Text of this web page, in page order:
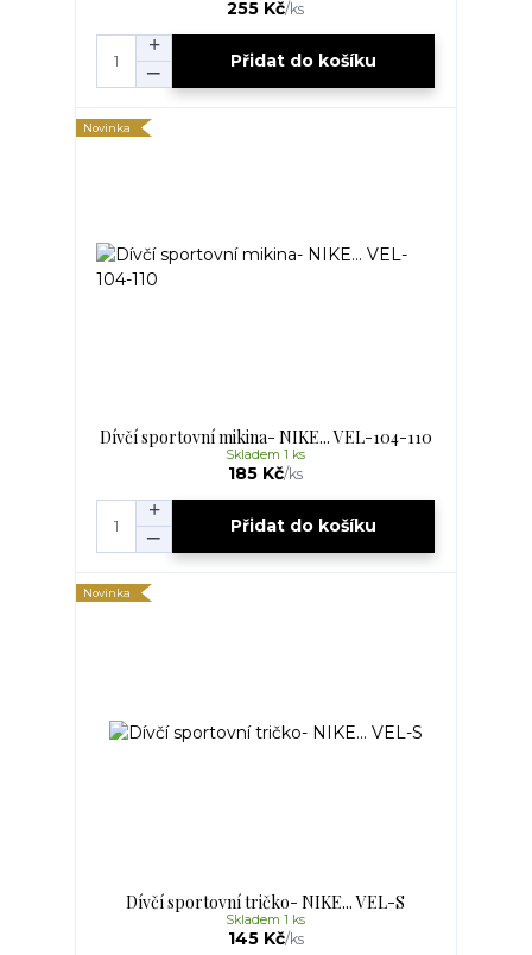
255 Kč/ks
Přidat do košíku
Novinka
Dívčí sportovní mikina- NIKE... VEL-104-110
185 Kč/ks
Skladem 1 ks
Přidat do košíku
Novinka
Dívčí sportovní tričko- NIKE... VEL-S
145 Kč/ks
Skladem 1 ks